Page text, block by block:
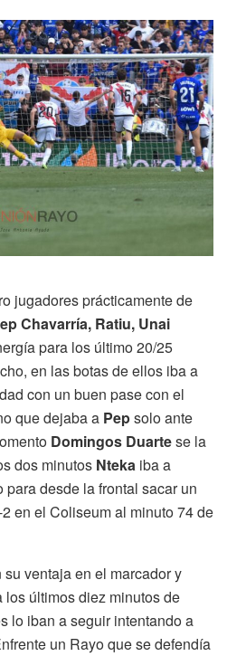
jugadores prácticamente de
Chavarría, Ratiu, Unai
para los último 20/25
en las botas de ellos iba a
con un buen pase con el
que dejaba a Pepsolo ante
Domingos Duartese la
dos minutos Nteka iba a
desde la frontal sacar un
en el Coliseum al minuto 74 de
ventaja en el marcador y
últimos diez minutos de
lo iban a seguir intentando a
un Rayo que se defendía